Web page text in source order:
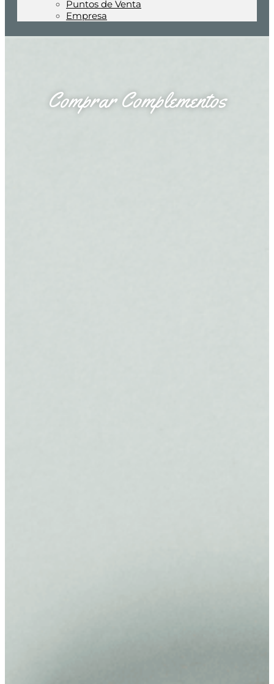
Puntos de Venta
Empresa
Comprar Complementos